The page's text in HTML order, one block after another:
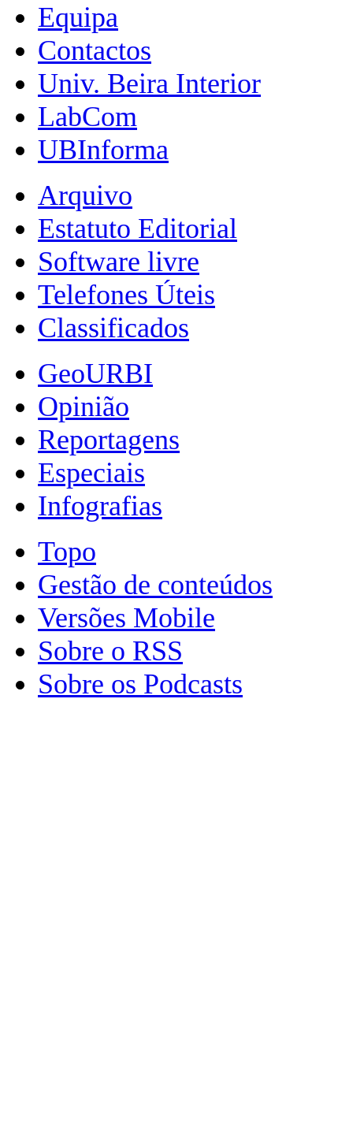
Equipa
Contactos
Univ. Beira Interior
LabCom
UBInforma
Arquivo
Estatuto Editorial
Software livre
Telefones Úteis
Classificados
GeoURBI
Opinião
Reportagens
Especiais
Infografias
Topo
Gestão de conteúdos
Versões Mobile
Sobre o RSS
Sobre os Podcasts